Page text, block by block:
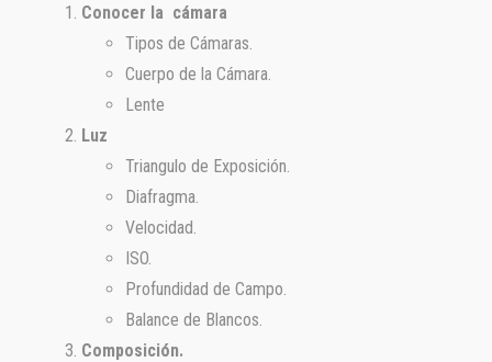
Conocer la cámara
Tipos de Cámaras.
Cuerpo de la Cámara.
Lente
Luz
Triangulo de Exposición.
Diafragma.
Velocidad.
ISO.
Profundidad de Campo.
Balance de Blancos.
Composición.